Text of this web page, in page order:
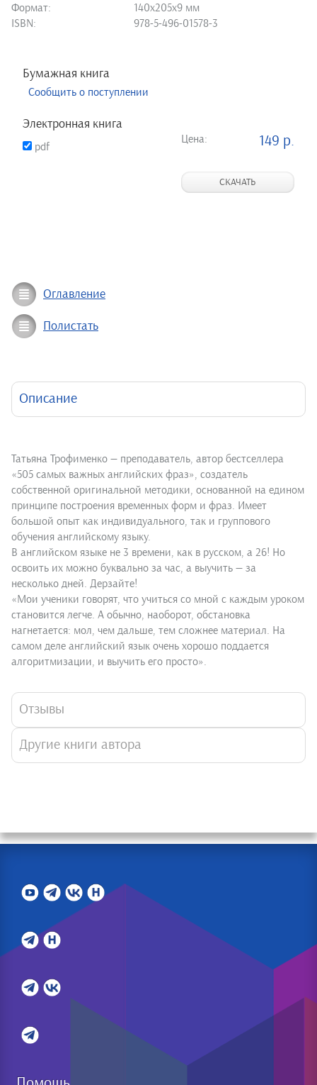
Формат:
140х205х9 мм
ISBN:
978-5-496-01578-3
Бумажная книга
Сообщить о поступлении
Электронная книга
pdf
Цена: 149 р.
СКАЧАТЬ
Оглавление
Полистать
Описание
Татьяна Трофименко — преподаватель, автор бестселлера
«505 самых важных английских фраз», создатель
собственной оригинальной методики, основанной на едином
принципе построения временных форм и фраз. Имеет
большой опыт как индивидуального, так и группового
обучения английскому языку.
В английском языке не 3 времени, как в русском, а 26! Но
освоить их можно буквально за час, а выучить — за
несколько дней. Дерзайте!
«Мои ученики говорят, что учиться со мной с каждым уроком
становится легче. А обычно, наоборот, обстановка
нагнетается: мол, чем дальше, тем сложнее материал. На
самом деле английский язык очень хорошо поддается
алгоритмизации, и выучить его просто».
Отзывы
Другие книги автора